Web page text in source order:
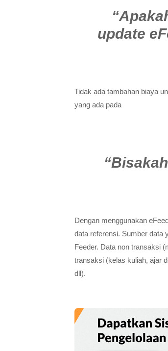
update
Tidak ada tambahan biaya
yang ada pada
Dengan menggunakan
data referensi. Sumber data
Feeder. Data non transaksi
transaksi (kelas kuliah, ajar
dll).